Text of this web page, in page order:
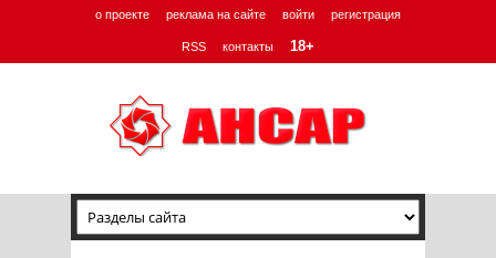
о проекте реклама на сайте войти регистрация
RSS контакты 18+